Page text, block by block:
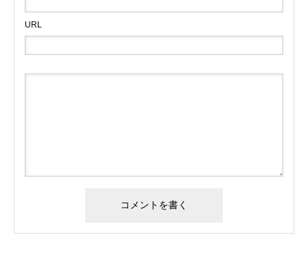
URL